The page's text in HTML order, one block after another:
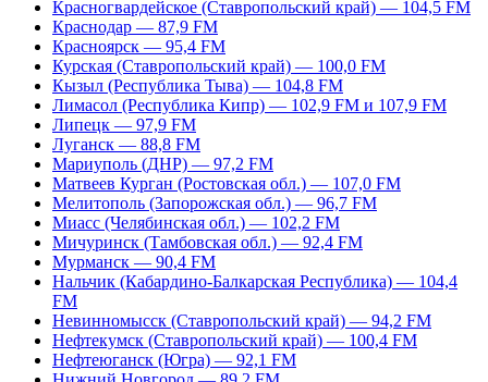
Красногвардейское (Ставропольский край) — 104,5 FM
Краснодар — 87,9 FM
Красноярск — 95,4 FM
Курская (Ставропольский край) — 100,0 FM
Кызыл (Республика Тыва) — 104,8 FM
Лимасол (Республика Кипр) — 102,9 FM и 107,9 FM
Липецк — 97,9 FM
Луганск — 88,8 FM
Мариуполь (ДНР) — 97,2 FM
Матвеев Курган (Ростовская обл.) — 107,0 FM
Мелитополь (Запорожская обл.) — 96,7 FM
Миасс (Челябинская обл.) — 102,2 FM
Мичуринск (Тамбовская обл.) — 92,4 FM
Мурманск — 90,4 FM
Нальчик (Кабардино-Балкарская Республика) — 104,4
FM
Невинномысск (Ставропольский край) — 94,2 FM
Нефтекумск (Ставропольский край) — 100,4 FM
Нефтеюганск (Югра) — 92,1 FM